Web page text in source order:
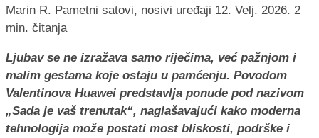
Marin R. Pametni satovi, nosivi uređaji 12. Velj. 2026. 2
min. čitanja
Ljubav se ne izražava samo riječima, već pažnjom i
malim gestama koje ostaju u pamćenju. Povodom
Valentinova Huawei predstavlja ponude pod nazivom
„Sada je vaš trenutak“, naglašavajući kako moderna
tehnologija može postati most bliskosti, podrške i